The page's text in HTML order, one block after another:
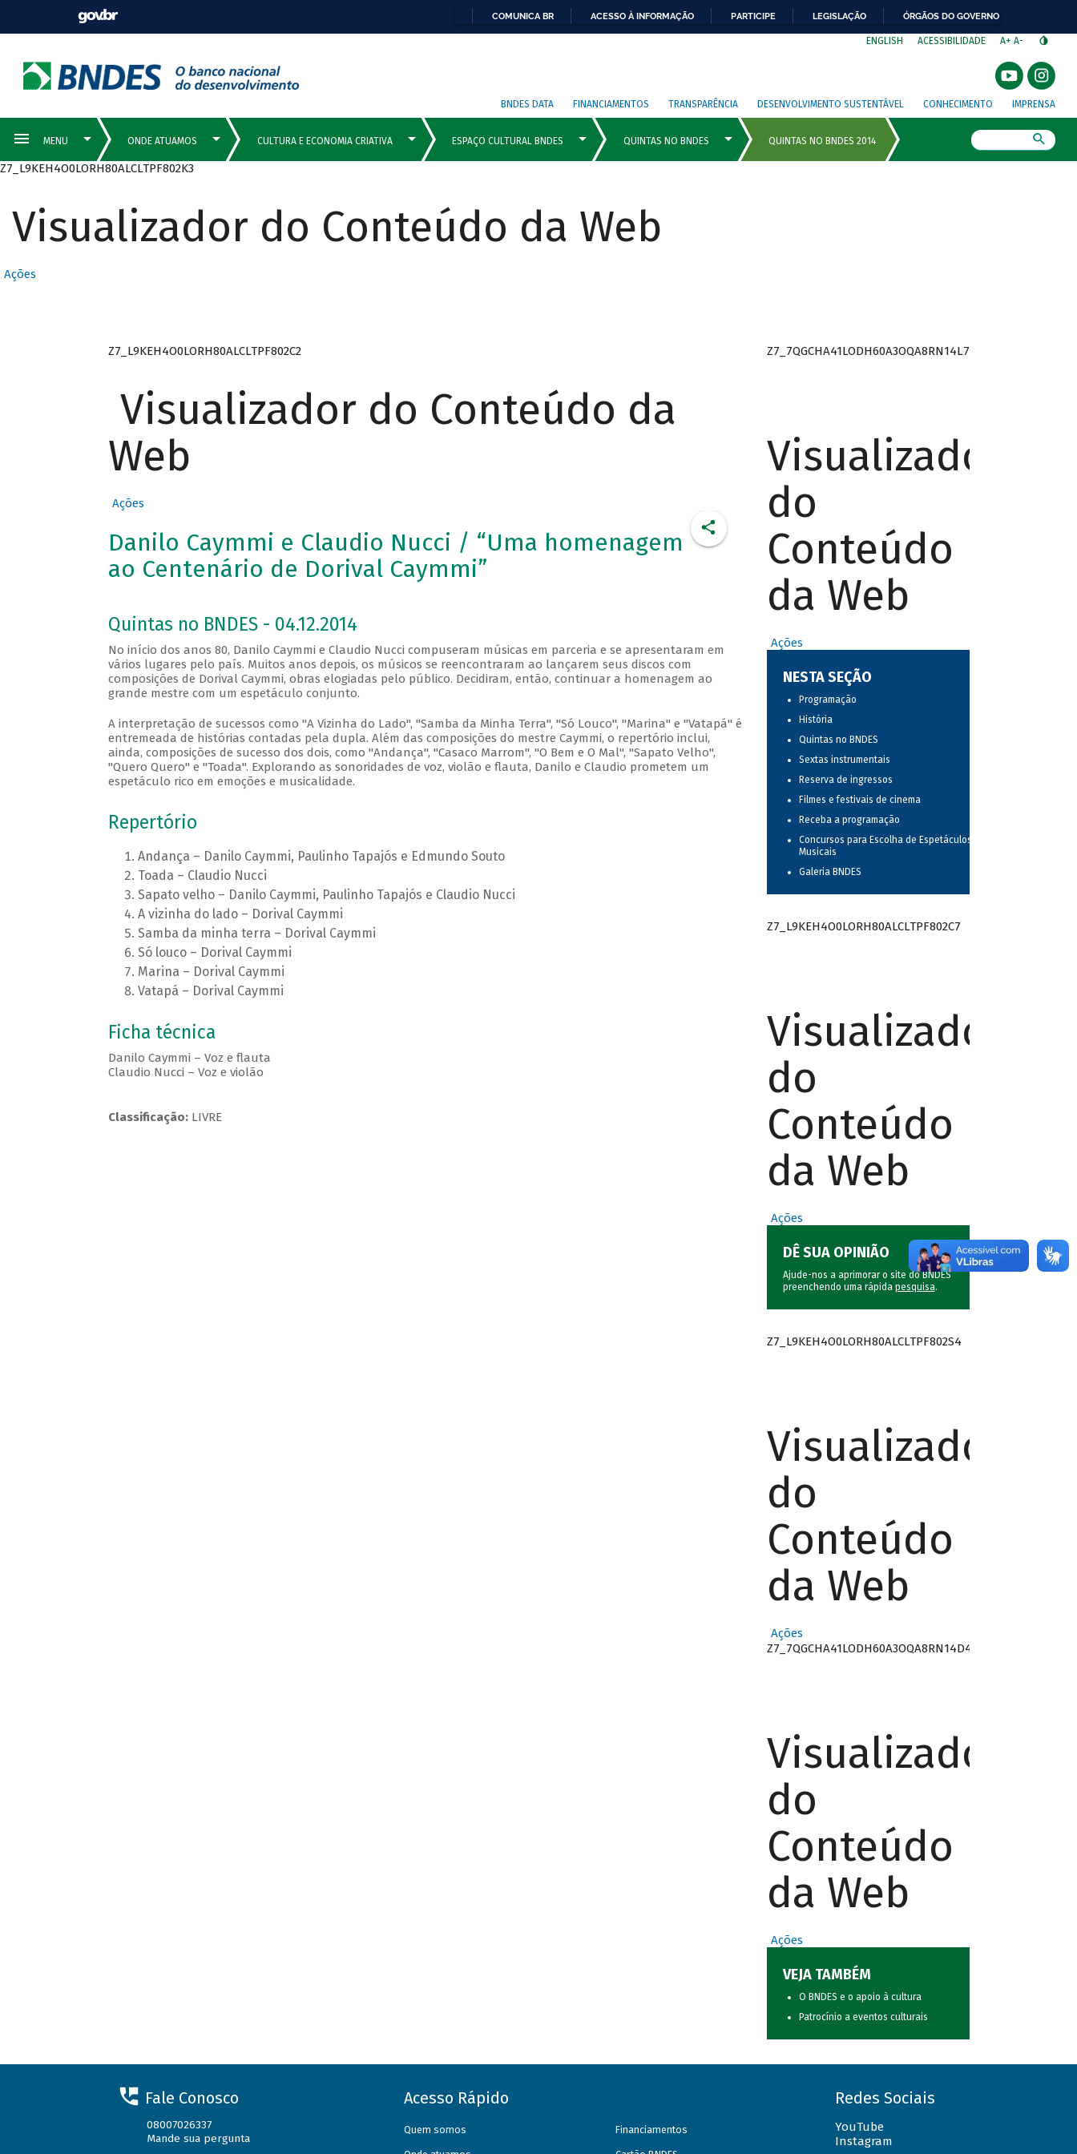
COMUNICA BR ACESSO À INFORMAÇÃO PARTICIPE LEGISLAÇÃO ÓRGÃOS DO GOVERNO
ENGLISH ACESSIBILIDADE A+ A-
BNDES DATA FINANCIAMENTOS TRANSPARÊNCIA DESENVOLVIMENTO SUSTENTÁVEL CONHECIMENTO IMPRENSA
Z7_L9KEH4O0LORH80ALCLTPF802K3
Visualizador do Conteúdo da Web
Ações
Z7_L9KEH4O0LORH80ALCLTPF802C2
Visualizador do Conteúdo da
Web
Ações
Danilo Caymmi e Claudio Nucci / “Uma homenagem
ao Centenário de Dorival Caymmi”
Quintas no BNDES - 04.12.2014
No início dos anos 80, Danilo Caymmi e Claudio Nucci compuseram músicas em parceria e se apresentaram em
vários lugares pelo país. Muitos anos depois, os músicos se reencontraram ao lançarem seus discos com
composições de Dorival Caymmi, obras elogiadas pelo público. Decidiram, então, continuar a homenagem ao
grande mestre com um espetáculo conjunto.
A interpretação de sucessos como "A Vizinha do Lado", "Samba da Minha Terra", "Só Louco", "Marina" e "Vatapá" é
entremeada de histórias contadas pela dupla. Além das composições do mestre Caymmi, o repertório inclui,
ainda, composições de sucesso dos dois, como "Andança", "Casaco Marrom", "O Bem e O Mal", "Sapato Velho",
"Quero Quero" e "Toada". Explorando as sonoridades de voz, violão e flauta, Danilo e Claudio prometem um
espetáculo rico em emoções e musicalidade.
Repertório
Andança – Danilo Caymmi, Paulinho Tapajós e Edmundo Souto
Toada – Claudio Nucci
Sapato velho – Danilo Caymmi, Paulinho Tapajós e Claudio Nucci
A vizinha do lado – Dorival Caymmi
Samba da minha terra – Dorival Caymmi
Só louco – Dorival Caymmi
Marina – Dorival Caymmi
Vatapá – Dorival Caymmi
Ficha técnica
Danilo Caymmi – Voz e flauta
Claudio Nucci – Voz e violão
Classificação:LIVRE
Z7_7QGCHA41LODH60A3OQA8RN14L7
Visualizador
do
Conteúdo
da Web
Ações
NESTA SEÇÃO
Programação
História
Quintas no BNDES
Sextas instrumentais
Reserva de ingressos
Filmes e festivais de cinema
Receba a programação
Concursos para Escolha de Espetáculos
Musicais
Galeria BNDES
Z7_L9KEH4O0LORH80ALCLTPF802C7
Visualizador
do
Conteúdo
da Web
Ações
DÊ SUA OPINIÃO
Ajude-nos a aprimorar o site do BNDES
preenchendo uma rápida pesquisa.
Z7_L9KEH4O0LORH80ALCLTPF802S4
Visualizador
do
Conteúdo
da Web
Ações
Z7_7QGCHA41LODH60A3OQA8RN14D4
Visualizador
do
Conteúdo
da Web
Ações
VEJA TAMBÉM
O BNDES e o apoio à cultura
Patrocínio a eventos culturais
Fale Conosco
08007026337
Mande sua pergunta
Acesso Rápido
Quem somos Financiamentos
Redes Sociais
YouTube
Instagram